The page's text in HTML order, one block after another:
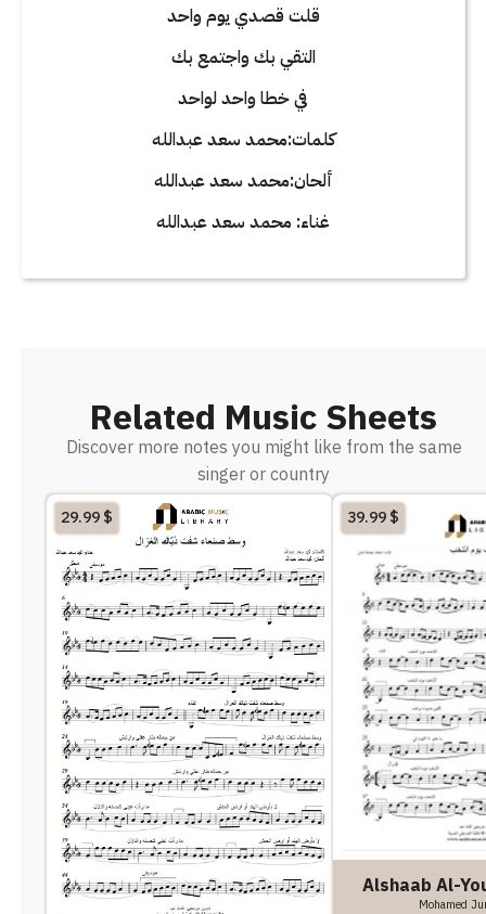
قلت قصدي يوم واحد
التقي بك واجتمع بك
في خطا واحد لواحد
كلمات:محمد سعد عبدالله
ألحان:محمد سعد عبدالله
غناء: محمد سعد عبدالله
Related Music Sheets
Discover more notes you might like from the same
singer or country
29.99$
Alshaab Al-
Mohamed
39.99$